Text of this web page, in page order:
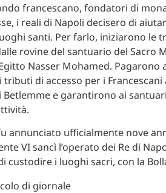
francescano, fondatori di
i reali di Napoli decisero di
santi. Per farlo, iniziarono le
rovine del santuario del Sacro
Nasser Mohamed. Pagarono
tributi di accesso per i
Betlemme e garantirono ai
annunciato ufficialmente nove
VI sancì l’operato dei Re di
custodire i luoghi sacri, con la